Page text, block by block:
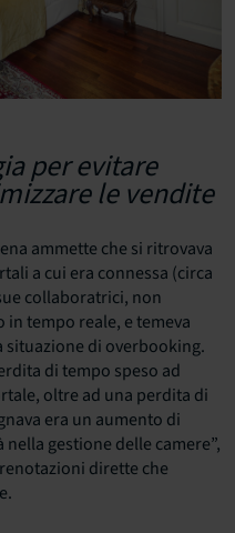
per evitare
le vendite
ammette che si ritrovava
a cui era connessa (circa
collaboratrici, non
tempo reale, e temeva
di overbooking.
di tempo speso ad
oltre ad una perdita di
era un aumento di
gestione delle camere”,
dirette che